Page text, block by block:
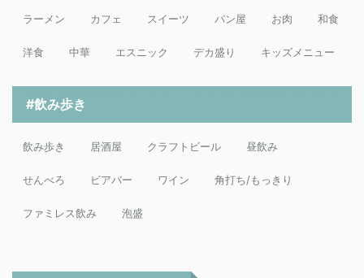
ラーメン カフェ スイーツ パン屋 お肉 和食
洋食 中華 エスニック デカ盛り キッズメニュー
#飲み歩き
飲み歩き 居酒屋 クラフトビール 昼飲み
せんべろ ビアバー ワイン 角打ち/もっきり
ファミレス飲み 泡盛